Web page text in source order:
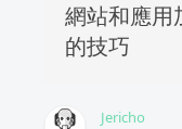
網站和應用
的技巧
Jericho